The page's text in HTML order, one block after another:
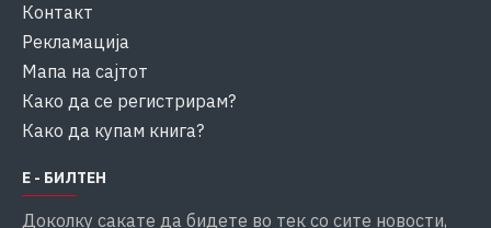
Контакт
Рекламација
Мапа на сајтот
Како да се регистрирам?
Како да купам книга?
Е - БИЛТЕН
Доколку сакате да бидете во тек со сите новости,